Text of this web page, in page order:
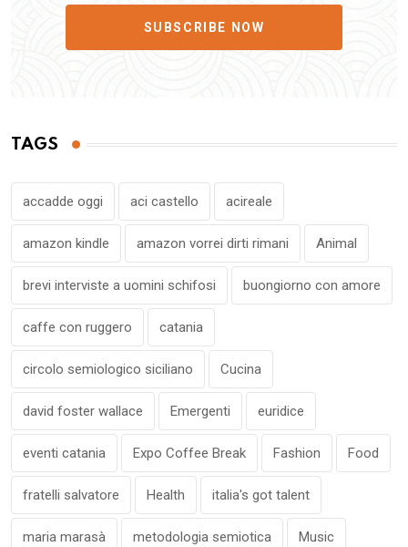
SUBSCRIBE NOW
TAGS
accadde oggi aci castello acireale
amazon kindle amazon vorrei dirti rimani Animal
brevi interviste a uomini schifosi buongiorno con amore
caffe con ruggero catania
circolo semiologico siciliano Cucina
david foster wallace Emergenti euridice
eventi catania Expo Coffee Break Fashion Food
fratelli salvatore Health italia's got talent
maria marasà metodologia semiotica Music